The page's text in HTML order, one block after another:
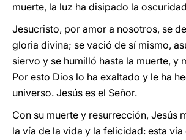
muerte, la luz ha disipado la
Jesucristo, por amor a nosotros, se
gloria divina; se vació de sí mismo,
siervo y se humilló hasta la muerte, y
Por esto Dios lo ha exaltado y le ha
universo. Jesús es el Señor.
Con su muerte y resurrección, Jesús
la vía de la vida y la felicidad: esta vía